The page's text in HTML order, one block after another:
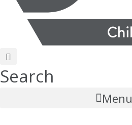
Search
Menu